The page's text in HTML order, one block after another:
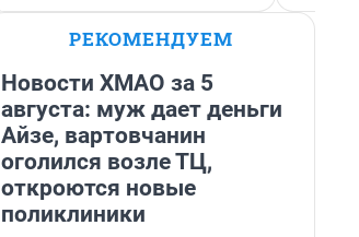
РЕКОМЕНДУЕМ
Новости ХМАО за 5
августа: муж дает деньги
Айзе, вартовчанин
оголился возле ТЦ,
откроются новые
поликлиники